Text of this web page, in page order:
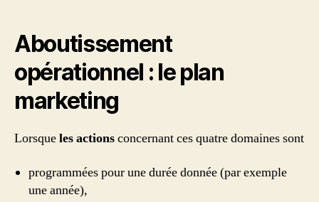
Aboutissement
opérationnel : le plan
marketing
Lorsqueles actionsconcernant ces quatre domaines sont
programmées pour une durée donnée (par exemple
une année),